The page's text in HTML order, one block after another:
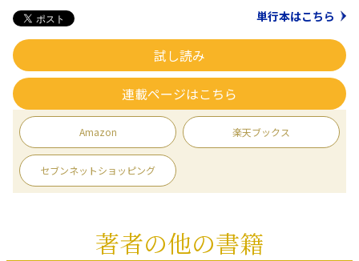
単行本はこちら
試し読み
連載ページはこちら
Amazon 楽天ブックス
セブンネットショッピング
著者の他の書籍